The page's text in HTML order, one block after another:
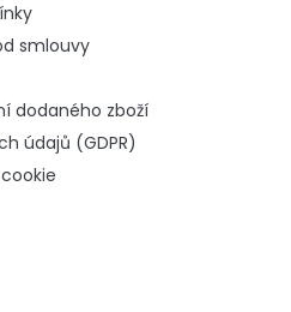
smlouvy
dodaného zboží
údajů (GDPR)